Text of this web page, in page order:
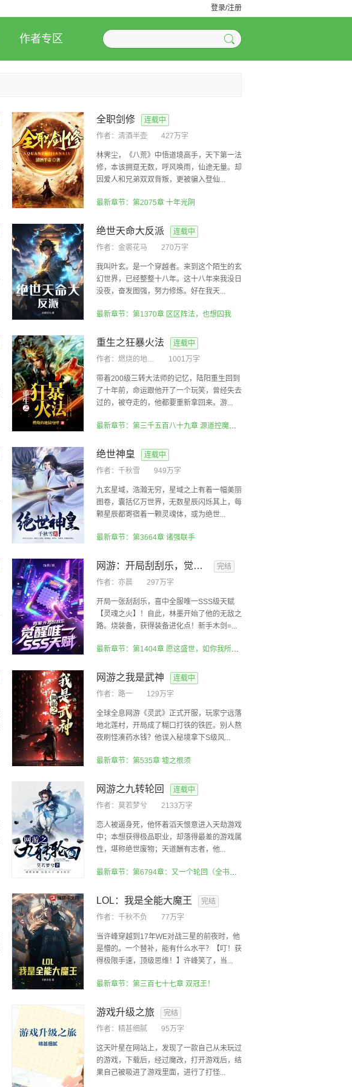
登录/注册
作者专区
全职剑修
连载中
作者： 清酒半壶 427万字
林霁尘，《八荒》中悟道境高手，天下第一法
修，本该拥趸无数，呼风唤雨，仙途无量。却
因爱人和兄弟双双背叛，更被骗入登仙...
最新章节：第2075章 十年光阴
绝世天命大反派
连载中
作者： 金裘花马 270万字
我叫叶玄。是一个穿越者。来到这个陌生的玄
幻世界，已经整整十八年。这十八年来我没日
没夜，奋发图强，努力修炼。好在我天...
最新章节：第1370章 区区阵法，也想囚我
重生之狂暴火法
连载中
作者：
燃烧的地狱咆哮 1001万字
带着200级三转大法师的记忆，陆阳重生回到
了十年前，命运跟他开了一个玩笑，曾经失去
过的，被夺走的，他都要重新拿回来。游...
最新章节：第三千五百八十九章 源道控魔秘法
绝世神皇
连载中
作者： 千秋雪 949万字
九玄星域，浩瀚无穷，星域之上有着一幅美丽
图卷，囊括亿万世界，无数星辰闪烁其上，每
颗星辰都寄宿着一颗灵魂体，或为绝世...
最新章节：第3664章 诸强联手
网游：开局刮刮乐，觉醒唯一SSS天赋
完结
作者： 亦晨 297万字
开局一张刮刮乐，喜中全服唯一SSS级天赋
【灵魂之火】！自此，林墨开始了他的无敌之
路。烧装备，获得装备进化点！新手木剑=...
最新章节：第1404章 愿这盛世，如你我所愿（大结局）
网游之我是武神
连载中
作者： 路一 129万字
全球全息网游《灵武》正式开服，玩家宁远落
地北莲村，开局成了糊口打铁的铁匠。别人熬
夜刷怪凑药水钱？他误入秘境拿下S级风...
最新章节：第535章 墟之根须
网游之九转轮回
连载中
作者： 莫若梦兮 2133万字
恋人被逼身死，他怀着滔天恨意进入天劫游戏
中；本想获得极品职业，却落得最差的游戏属
性，堪称绝世废物；天道酬有志者，他...
最新章节：第6794章：又一个轮回（全书完）
LOL：我是全能大魔王
完结
作者： 千秋不负 77万字
当许峰穿越到17年WE对战三星的前夜时，他
是懵的。一个替补，能有什么水平？【叮！获
得极限手速，顶级思维！】许峰笑了，当...
最新章节：第三百七十七章 双冠王！
游戏升级之旅
完结
作者： 精甚细腻 95万字
这天叶星在网站上，发现了一款自己从未玩过
的游戏，下载后，经过魔改，打开游戏后，结
果自己被吸进了游戏里面，进行了打怪...